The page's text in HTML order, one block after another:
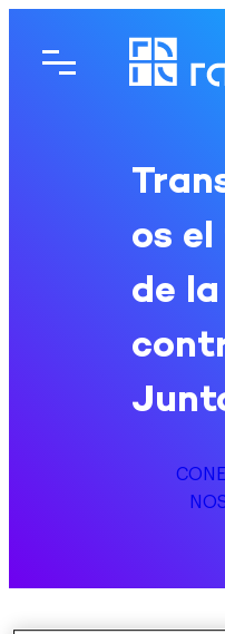
contenido
os
de la